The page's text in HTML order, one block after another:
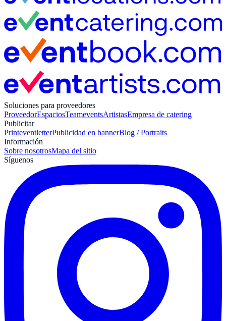
Soluciones para proveedores
ProveedorEspaciosTeameventsArtistasEmpresa de catering
Publicitar
PrinteventletterPublicidad en bannerBlog / Portraits
Información
Sobre nosotrosMapa del sitio
Síguenos